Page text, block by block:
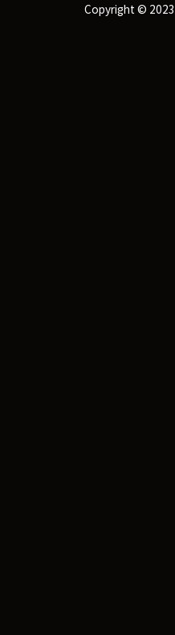
Copyright ©